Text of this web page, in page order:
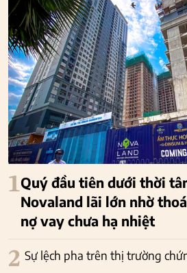
1Quý đầu tiên dưới thời
Novaland lãi lớn nhờ
nợ vay chưa hạ nhiệt
2 Sự lệch pha trên thị trường